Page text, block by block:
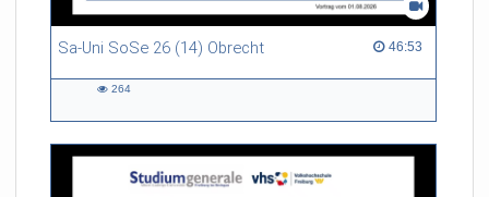
Sa-Uni SoSe 26 (14) Obrecht 46:53
46:53 duration
264